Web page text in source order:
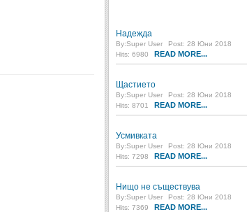
Надежда
By:Super User
Post: 28 Юни 2018
Hits: 6980
READ MORE...
Щастието
By:Super User
Post: 28 Юни 2018
Hits: 8701
READ MORE...
Усмивката
By:Super User
Post: 28 Юни 2018
Hits: 7298
READ MORE...
Нищо не съществува
By:Super User
Post: 28 Юни 2018
Hits: 7369
READ MORE...